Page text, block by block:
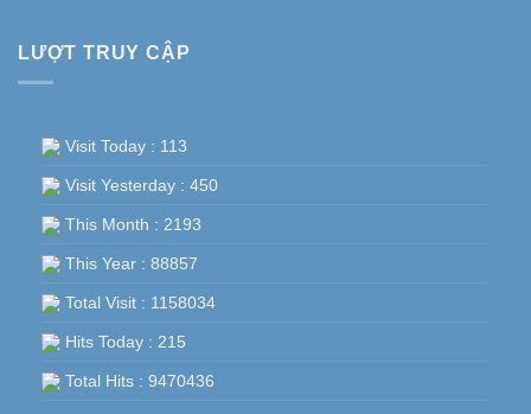
LƯỢT TRUY CẬP
Visit Today : 113
Visit Yesterday : 450
This Month : 2193
This Year : 88857
Total Visit : 1158034
Hits Today : 215
Total Hits : 9470436